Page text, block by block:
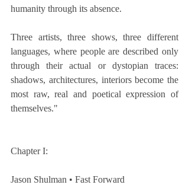
humanity through its absence.
Three artists, three shows, three different
languages, where people are described only
through their actual or dystopian traces:
shadows, architectures, interiors become the
most raw, real and poetical expression of
themselves."
Chapter I:
Jason Shulman • Fast Forward